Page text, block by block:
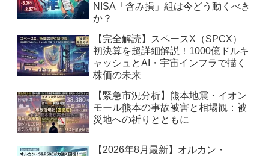
NISA「含み損」組は今どう動くべき
か？
【完全解読】スペースX（SPCX）
初決算を超詳細解説！1000億ドルキ
ャッシュとAI・宇宙インフラで描く
株価の未来
【緊急市況分析】熊本地震・イオン
モール熊本の事故被害と相場観：被
災地への祈りとともに
【2026年8月最新】オルカン・